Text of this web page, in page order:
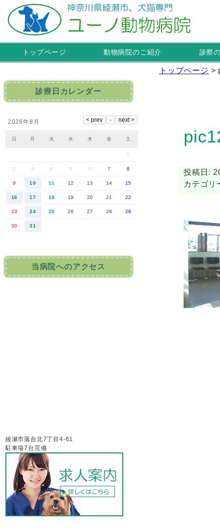
トップページ 動物病院のご紹介 診察
トップページ >
投稿日:
カテゴ
診療日カレンダー
2026年8月
日 月 火 水 木 金 土
1
2 3 4 5 6 7 8
9 10 11 12 13 14 15
16 17 18 19 20 21 22
23 24 25 26 27 28 29
30 31
当病院へのアクセス
綾瀬市落合北7丁目4-61
駐車場7台完備